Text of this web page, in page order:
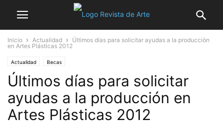
Inicio Actualidad
Últimos días para solicitar ayudas a la producción
en Artes Plásticas 2012
Actualidad Becas
Últimos días para solicitar
ayudas a la producción en
Artes Plásticas 2012